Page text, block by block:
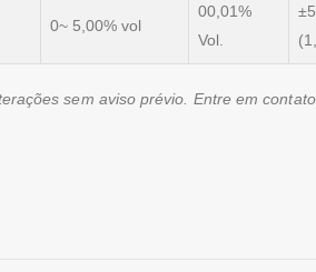
0~ 5,00% vol
00,01%
Vol.
sem aviso prévio. Entre em